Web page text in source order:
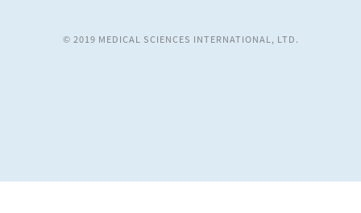
© 2019 MEDICAL SCIENCES INTERNATIONAL, LTD.